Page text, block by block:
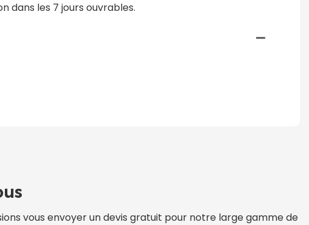
dans les 7 jours ouvrables.
vous envoyer un devis gratuit pour notre large gamme de